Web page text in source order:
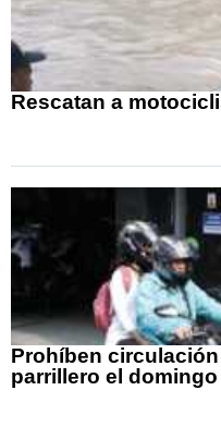
Rescatan a
Prohíben
parrillero el